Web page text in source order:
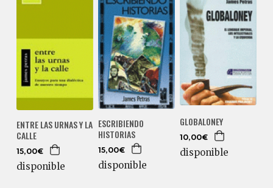
ENTRE LAS URNAS Y LA
CALLE
15,00€
disponible
ESCRIBIENDO
HISTORIAS
15,00€
disponible
GLOBALONEY
10,00€
disponible